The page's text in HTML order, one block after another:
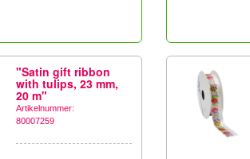
"Satin gift ribbon
with tulips, 23 mm,
20 m"
Artikelnummer:
80007259